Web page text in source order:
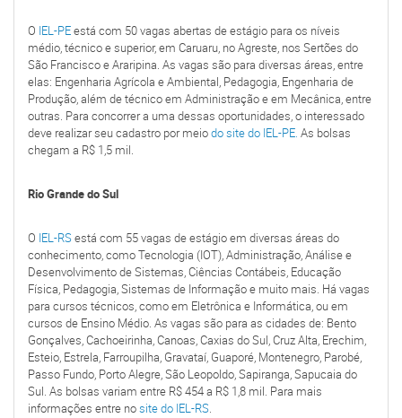
O IEL-PEestá com 50 vagas abertas de estágio para os níveis
médio, técnico e superior, em Caruaru, no Agreste, nos Sertões do
São Francisco e Araripina. As vagas são para diversas áreas, entre
elas: Engenharia Agrícola e Ambiental, Pedagogia, Engenharia de
Produção, além de técnico em Administração e em Mecânica, entre
outras. Para concorrer a uma dessas oportunidades, o interessado
deve realizar seu cadastro por meiodo site do IEL-PE. As bolsas
chegam a R$ 1,5 mil.
Rio Grande do Sul
O IEL-RSestá com 55 vagas de estágio em diversas áreas do
conhecimento, como Tecnologia (IOT), Administração, Análise e
Desenvolvimento de Sistemas, Ciências Contábeis, Educação
Física, Pedagogia, Sistemas de Informação e muito mais. Há vagas
para cursos técnicos, como em Eletrônica e Informática, ou em
cursos de Ensino Médio. As vagas são para as cidades de: Bento
Gonçalves, Cachoeirinha, Canoas, Caxias do Sul, Cruz Alta, Erechim,
Esteio, Estrela, Farroupilha, Gravataí, Guaporé, Montenegro, Parobé,
Passo Fundo, Porto Alegre, São Leopoldo, Sapiranga, Sapucaia do
Sul. As bolsas variam entre R$ 454 a R$ 1,8 mil. Para mais
informações entre nosite do IEL-RS.